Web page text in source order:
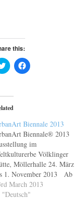
this:
Click
to
(Opens
in
new
Click
to
Biennale 2013
Biennale® 2013
im
Völklinger
Möllerhalle 24. März
1. November 2013 Ab
den 24. März 2013,
das Weltkulturerbe
March 2013